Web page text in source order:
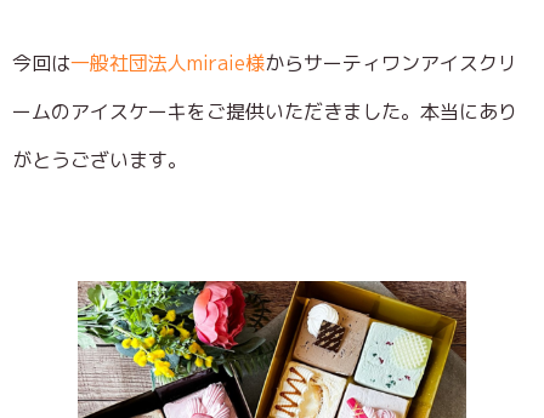
今回は一般社団法人miraie様からサーティワンアイスクリ
ームのアイスケーキをご提供いただきました。本当にあり
がとうございます。